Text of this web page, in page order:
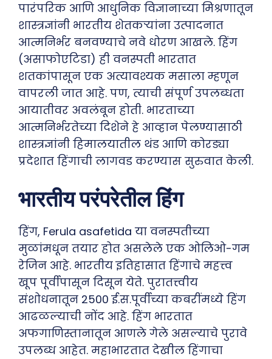
पारंपरिक आणि आधुनिक विज्ञानाच्या मिश्रणातून
शास्त्रज्ञांनी भारतीय शेतकऱ्यांना उत्पादनात
आत्मनिर्भर बनवण्याचे नवे धोरण आखले. हिंग
(असाफोएटिडा) ही वनस्पती भारतात
शतकांपासून एक अत्यावश्यक मसाला म्हणून
वापरली जात आहे. पण, त्याची संपूर्ण उपलब्धता
आयातीवर अवलंबून होती. भारताच्या
आत्मनिर्भरतेच्या दिशेने हे आव्हान पेलण्यासाठी
शास्त्रज्ञांनी हिमालयातील थंड आणि कोरड्या
प्रदेशात हिंगाची लागवड करण्यास सुरुवात केली.
भारतीय परंपरेतील हिंग
हिंग, Ferula asafetida या वनस्पतीच्या
मुळांमधून तयार होत असलेले एक ओलिओ-गम
रेजिन आहे. भारतीय इतिहासात हिंगाचे महत्त्व
खूप पूर्वीपासून दिसून येते. पुरातत्त्वीय
संशोधनातून 2500 ई.स.पूर्वीच्या कबरींमध्ये हिंग
आढळल्याची नोंद आहे. हिंग भारतात
अफगाणिस्तानातून आणले गेले असल्याचे पुरावे
उपलब्ध आहेत. महाभारतात देखील हिंगाचा